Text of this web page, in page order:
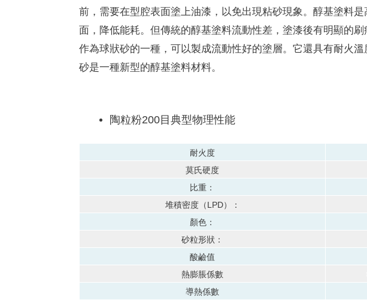
前，需要在型腔表面塗上油漆，以免出現粘砂現象。 醇基塗料是
面，降低能耗。 但傳統的醇基塗料流動性差，塗漆後有明顯的刷
作為球狀砂的一種，可以製成流動性好的塗層。 它還具有耐火
砂是一種新型的醇基塗料材料。
陶粒粉200目典型物理性能
耐火度
莫氏硬度
比重：
堆積密度（LPD）：
顏色：
砂粒形狀：
酸鹼值
熱膨脹係數
導熱係數